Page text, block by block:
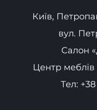
Київ,
вул.
Салон
Центр меблів
Тел: